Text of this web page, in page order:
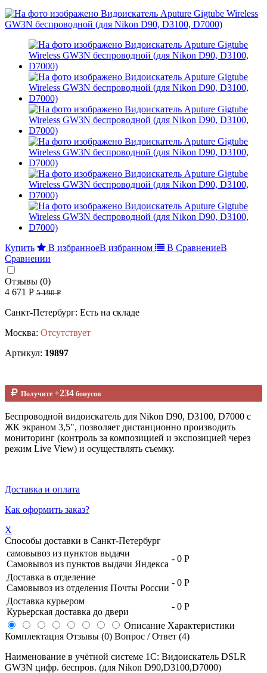
Купить В избранноеВ избранном В СравнениеВ
Сравнении
Отзывы (0)
4 671 Р 5 190 Р
Санкт-Петербург: Есть на складе
Москва: Отсутствует
Артикул: 19897
Получите +234 бонусов
Беспроводной видоискатель для Nikon D90, D3100, D7000 с
ЖК экраном 3,5", позволяет дистанционно производить
мониторинг (контроль за композицией и экспозицией через
режим Live View) и осуществлять съемку.
Доставка и оплата
Как оформить заказ?
X
Способы доставки в Санкт-Петербург
самовывоз из пунктов выдачи
Самовывоз из пунктов выдачи Яндекса
- 0 Р
Доставка в отделение
Самовывоз из отделения Почты России
- 0 Р
Доставка курьером
Курьерская доставка до двери
- 0 Р
Описание Характеристики
Комплектация Отзывы (0) Вопрос / Ответ (4)
Наименование в учётной системе 1С: Видоискатель DSLR
GW3N цифр. беспров. (для Nikon D90,D3100,D7000)